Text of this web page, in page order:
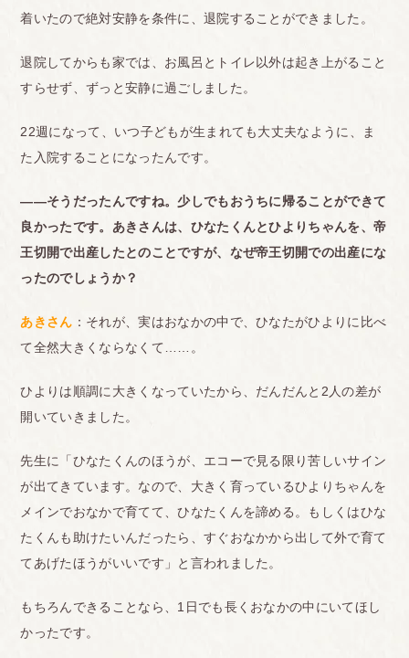
着いたので絶対安静を条件に、退院することができました。
退院してからも家では、お風呂とトイレ以外は起き上がること
すらせず、ずっと安静に過ごしました。
22週になって、いつ子どもが生まれても大丈夫なように、ま
た入院することになったんです。
――そうだったんですね。 少しでもおうちに帰ることができて
良かったです。あきさんは、ひなたくんとひよりちゃんを、帝
王切開で出産したとのことですが、なぜ帝王切開での出産にな
ったのでしょうか？
あきさん ：それが、実はおなかの中で、ひなたがひよりに比べ
て全然大きくならなくて……。
ひよりは順調に大きくなっていたから、だんだんと2人の差が
開いていきました。
先生に「ひなたくんのほうが、エコーで見る限り苦しいサイン
が出てきています。なので、大きく育っているひよりちゃんを
メインでおなかで育てて、ひなたくんを諦める。もしくはひな
たくんも助けたいんだったら、すぐおなかから出して外で育て
てあげたほうがいいです」と言われました。
もちろんできることなら、1日でも長くおなかの中にいてほし
かったです。